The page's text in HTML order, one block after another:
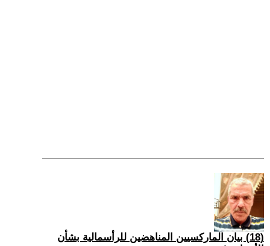
(18) بيان الماركسيين المناهضين للرأسمالية بشأن